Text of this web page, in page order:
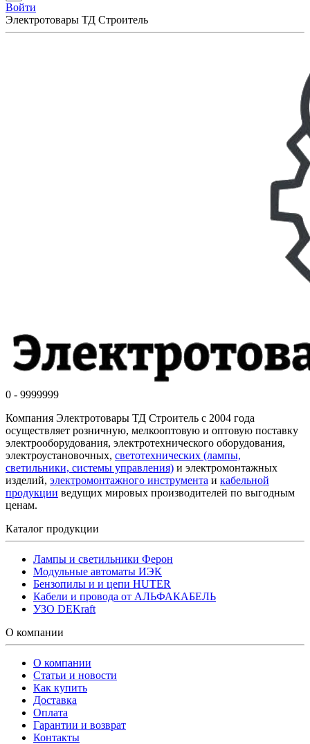
Войти
Электротовары ТД Строитель
0 - 9999999
Компания Электротовары ТД Строитель с 2004 года
осуществляет розничную, мелкооптовую и оптовую поставку
электрооборудования, электротехнического оборудования,
электроустановочных, светотехнических (лампы,
светильники, системы управления) и электромонтажных
изделий, электромонтажного инструмента и кабельной
продукции ведущих мировых производителей по выгодным
ценам.
Каталог продукции
Лампы и светильники Ферон
Модульные автоматы ИЭК
Бензопилы и и цепи HUTER
Кабели и провода от АЛЬФАКАБЕЛЬ
УЗО DEKraft
О компании
О компании
Статьи и новости
Как купить
Доставка
Оплата
Гарантии и возврат
Контакты